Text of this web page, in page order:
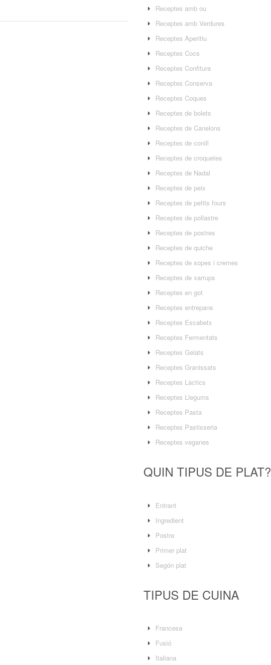
Receptes amb ou
Receptes amb Verdures
Receptes Aperitiu
Receptes Cocs
Receptes Confitura
Receptes Conserva
Receptes Coques
Receptes de bolets
Receptes de Canelons
Receptes de conill
Receptes de croquetes
Receptes de Nadal
Receptes de peix
Receptes de petits fours
Receptes de pollastre
Receptes de postres
Receptes de quiche
Receptes de sopes i cremes
Receptes de xarrups
Receptes en got
Receptes entrepans
Receptes Escabetx
Receptes Fermentats
Receptes Gelats
Receptes Granissats
Receptes Làctics
Receptes Llegums
Receptes Pasta
Receptes Pastisseria
Receptes veganes
QUIN TIPUS DE PLAT?
Entrant
Ingredient
Postre
Primer plat
Segón plat
TIPUS DE CUINA
Francesa
Fusió
Italiana